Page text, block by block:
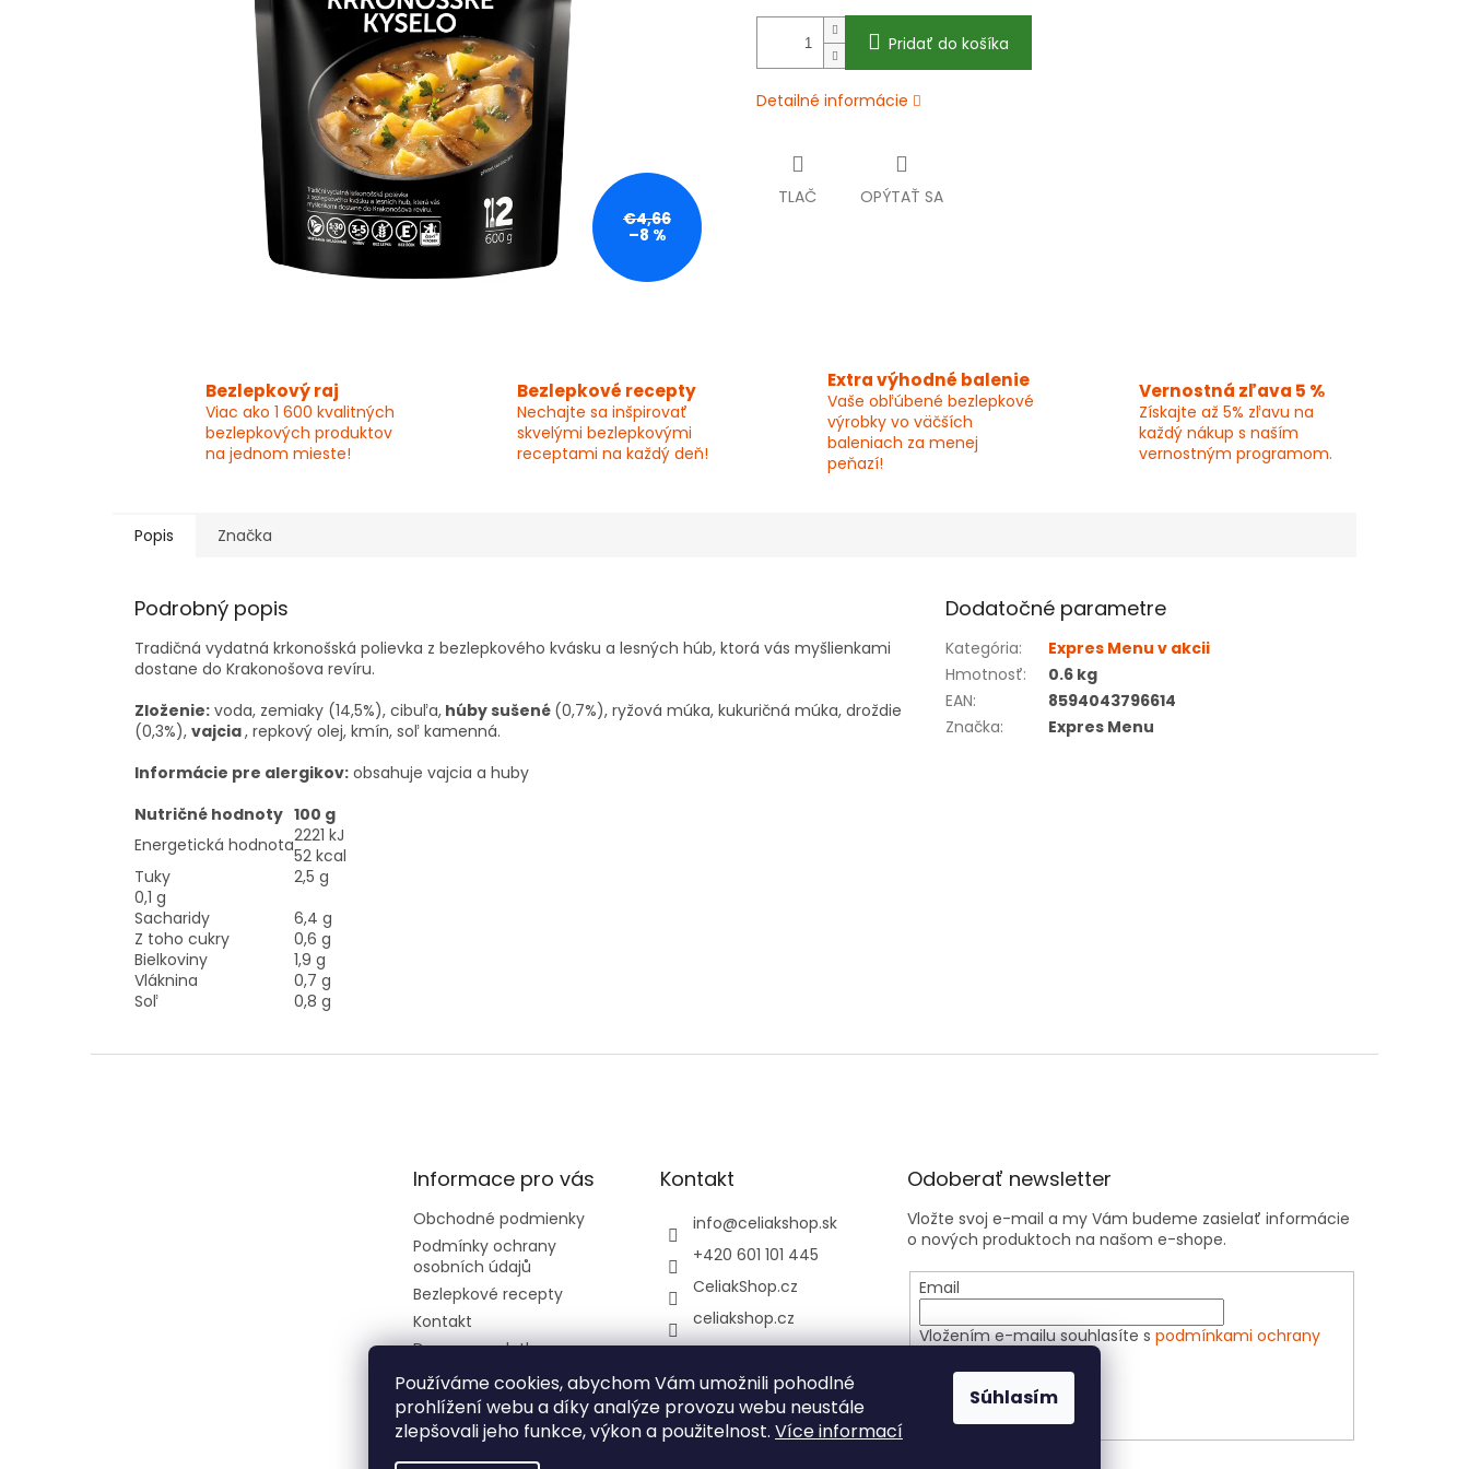
Používáme cookies, abychom Vám umožnili pohodlné
prohlížení webu a díky analýze provozu webu neustále
zlepšovali jeho funkce, výkon a použitelnost. Více informací
Súhlasím
€4,66
–8 %
Pridať do košíka
Detailné informácie
TLAČ OPÝTAŤ SA
Bezlepkový raj
Viac ako 1 600 kvalitných
bezlepkových produktov
na jednom mieste!
Bezlepkové recepty
Nechajte sa inšpirovať
skvelými bezlepkovými
receptami na každý deň!
Extra výhodné balenie
Vaše obľúbené bezlepkové
výrobky vo väčších
baleniach za menej
peňazí!
Vernostná zľava 5 %
Získajte až 5% zľavu na
každý nákup s naším
vernostným programom.
Popis Značka
Podrobný popis
Tradičná vydatná krkonošská polievka z bezlepkového kvásku a lesných húb, ktorá vás myšlienkami
dostane do Krakonošova revíru.
Zloženie: voda, zemiaky (14,5%), cibuľa, húby sušené (0,7%), ryžová múka, kukuričná múka, droždie
(0,3%), vajcia, repkový olej, kmín, soľ kamenná.
Informácie pre alergikov: obsahuje vajcia a huby
Nutričné hodnoty 100 g
Energetická hodnota2221 kJ
52 kcal
Tuky
2,5 g
0,1 g
Sacharidy
6,4 g
Z toho cukry
0,6 g
Bielkoviny
1,9 g
Vláknina
0,7 g
Soľ
0,8 g
Dodatočné parametre
Kategória:
Expres Menu v akcii
Hmotnosť:
0.6 kg
EAN:
8594043796614
Značka: Expres Menu
Informace pro vás
Obchodné podmienky
Podmínky ochrany
osobních údajů
Bezlepkové recepty
Kontakt
Doprava a platba
Rady a tipy
Kontakt
info@celiakshop.sk
+420 601 101 445
CeliakShop.cz
celiakshop.cz
Odoberať newsletter
Vložte svoj e-mail a my Vám budeme zasielať informácie
o nových produktoch na našom e-shope.
Email
Vložením e-mailu souhlasíte spodmínkami ochrany
PRIHLÁSIŤ SA